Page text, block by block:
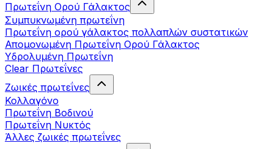
Πρωτεΐνη Ορού Γάλακτος
Συμπυκνωμένη πρωτεΐνη
Πρωτεΐνη ορού γάλακτος πολλαπλών συστατικών
Απομονωμένη Πρωτεΐνη Ορού Γάλακτος
Υδρολυμένη Πρωτεΐνη
Clear Πρωτεΐνες
Ζωικές πρωτεΐνες
Κολλαγόνο
Πρωτεΐνη Βοδινού
Πρωτεΐνη Νυκτός
Άλλες ζωικές πρωτεΐνες